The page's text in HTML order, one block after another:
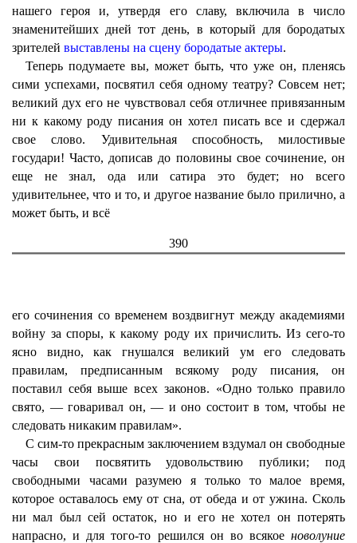
нашего героя и, утвердя его славу, включила в число
знаменитейших дней тот день, в который для бородатых
зрителей выставлены на сцену бородатые актеры.
Теперь подумаете вы, может быть, что уже он, пленясь
сими успехами, посвятил себя одному театру? Совсем нет;
великий дух его не чувствовал себя отличнее привязанным
ни к какому роду писания он хотел писать все и сдержал
свое слово. Удивительная способность, милостивые
государи! Часто, дописав до половины свое сочинение, он
еще не знал, ода или сатира это будет; но всего
удивительнее, что и то, и другое название было прилично, а
может быть, и всё
390
его сочинения со временем воздвигнут между академиями
войну за споры, к какому роду их причислить. Из сего-то
ясно видно, как гнушался великий ум его следовать
правилам, предписанным всякому роду писания, он
поставил себя выше всех законов. «Одно только правило
свято, — говаривал он, — и оно состоит в том, чтобы не
следовать никаким правилам».
С сим-то прекрасным заключением вздумал он свободные
часы свои посвятить удовольствию публики; под
свободными часами разумею я только то малое время,
которое оставалось ему от сна, от обеда и от ужина. Сколь
ни мал был сей остаток, но и его не хотел он потерять
напрасно, и для того-то решился он во всякое новолуние